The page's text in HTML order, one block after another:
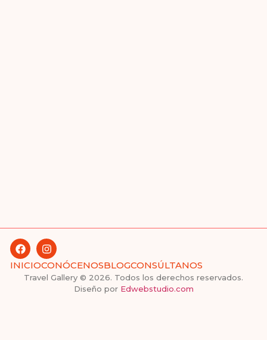
INICIOCONÓCENOSBLOGCONSÚLTANOS
Travel Gallery © 2026. Todos los derechos reservados.
Diseño por Edwebstudio.com